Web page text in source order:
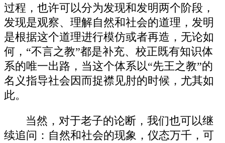
过程，也许可以分为发现和发明两个阶段，
发现是观察、理解自然和社会的道理，发明
是根据这个道理进行模仿或者再造，无论如
何，“不言之教”都是补充、校正既有知识体
系的唯一出路，当这个体系以“先王之教”的
名义指导社会因而捉襟见肘的时候，尤其如
此。
当然，对于老子的论断，我们也可以继
续追问：自然和社会的现象，仪态万千，可